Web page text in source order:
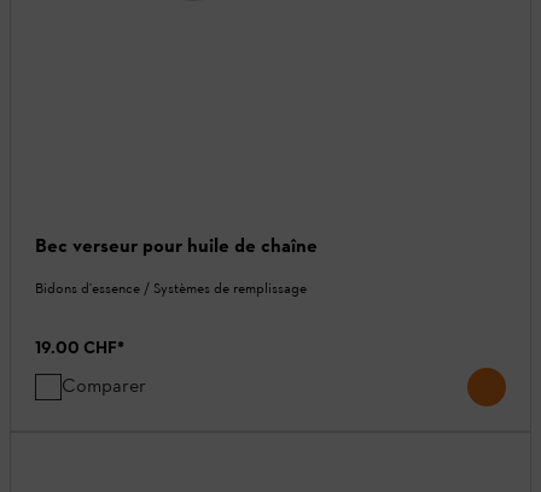
Bec verseur pour huile de chaîne
Bidons d'essence / Systèmes de remplissage
19.00 CHF*
Comparer